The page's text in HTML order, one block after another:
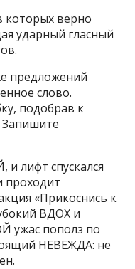
которых верно
ударный гласный
предложений
слово.
подобрав к
лифт спускался
проходит
«Прикоснись к
ВДОХ и
ужас пополз по
НЕВЕЖДА: не